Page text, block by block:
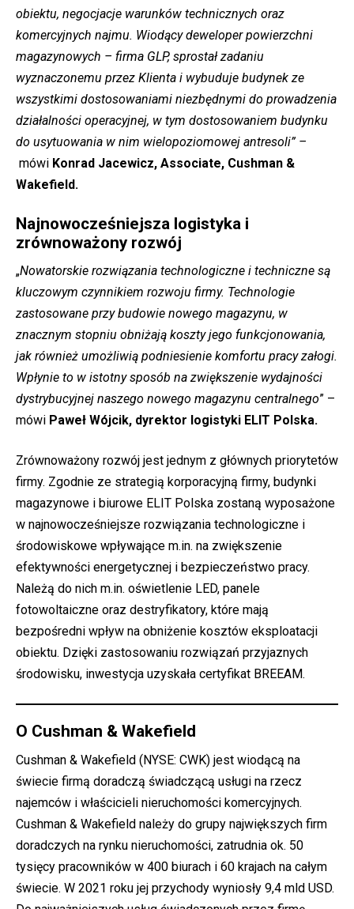
obiektu, negocjacje warunków technicznych oraz
komercyjnych najmu. Wiodący deweloper powierzchni
magazynowych – firma GLP, sprostał zadaniu
wyznaczonemu przez Klienta i wybuduje budynek ze
wszystkimi dostosowaniami niezbędnymi do prowadzenia
działalności operacyjnej, w tym dostosowaniem budynku
do usytuowania w nim wielopoziomowej antresoli” –
mówi Konrad Jacewicz, Associate, Cushman &
Wakefield.
Najnowocześniejsza logistyka i
zrównoważony rozwój
„Nowatorskie rozwiązania technologiczne i techniczne są
kluczowym czynnikiem rozwoju firmy. Technologie
zastosowane przy budowie nowego magazynu, w
znacznym stopniu obniżają koszty jego funkcjonowania,
jak również umożliwią podniesienie komfortu pracy załogi.
Wpłynie to w istotny sposób na zwiększenie wydajności
dystrybucyjnej naszego nowego magazynu centralnego” –
mówi Paweł Wójcik, dyrektor logistyki ELIT Polska.
Zrównoważony rozwój jest jednym z głównych priorytetów
firmy. Zgodnie ze strategią korporacyjną firmy, budynki
magazynowe i biurowe ELIT Polska zostaną wyposażone
w najnowocześniejsze rozwiązania technologiczne i
środowiskowe wpływające m.in. na zwiększenie
efektywności energetycznej i bezpieczeństwo pracy.
Należą do nich m.in. oświetlenie LED, panele
fotowoltaiczne oraz destryfikatory, które mają
bezpośredni wpływ na obniżenie kosztów eksploatacji
obiektu. Dzięki zastosowaniu rozwiązań przyjaznych
środowisku, inwestycja uzyskała certyfikat BREEAM.
O Cushman & Wakefield
Cushman & Wakefield (NYSE: CWK) jest wiodącą na
świecie firmą doradczą świadczącą usługi na rzecz
najemców i właścicieli nieruchomości komercyjnych.
Cushman & Wakefield należy do grupy największych firm
doradczych na rynku nieruchomości, zatrudnia ok. 50
tysięcy pracowników w 400 biurach i 60 krajach na całym
świecie. W 2021 roku jej przychody wyniosły 9,4 mld USD.